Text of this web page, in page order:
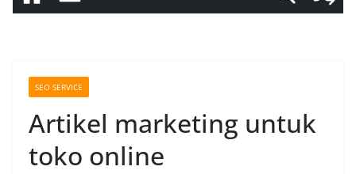
SEO SERVICE
Artikel marketing untuk
toko online